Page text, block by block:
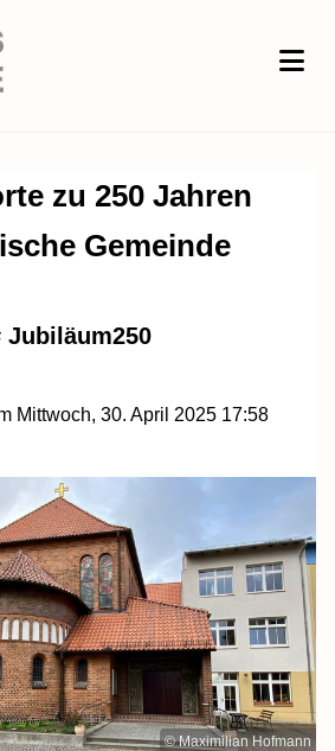
zu 250 Jahren
Gemeinde
Jubiläum250
Mittwoch, 30. April 2025 17:58
© Maximilian Hofmann